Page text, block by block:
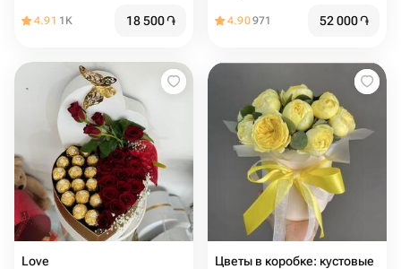
4.91 1K 18 500֏ 4.90971 52 000֏
Love
Цветы в коробке: кустовые